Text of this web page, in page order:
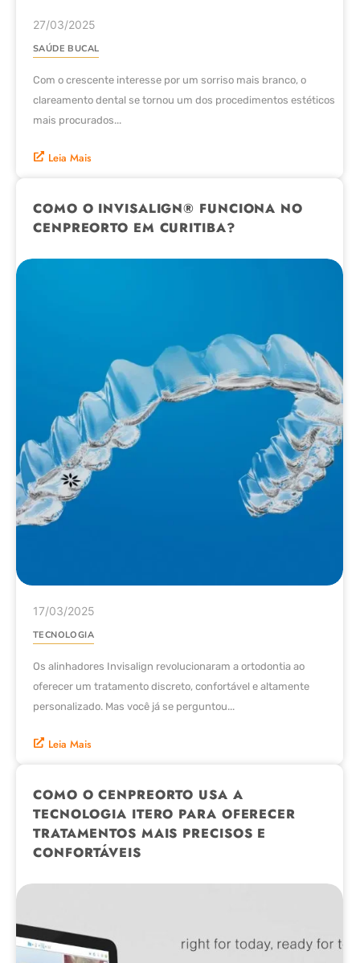
27/03/2025
SAÚDE BUCAL
Com o crescente interesse por um sorriso mais branco, o
clareamento dental se tornou um dos procedimentos estéticos
mais procurados...
Leia Mais
COMO O INVISALIGN® FUNCIONA NO
CENPREORTO EM CURITIBA?
17/03/2025
TECNOLOGIA
Os alinhadores Invisalign revolucionaram a ortodontia ao
oferecer um tratamento discreto, confortável e altamente
personalizado. Mas você já se perguntou...
Leia Mais
COMO O CENPREORTO USA A
TECNOLOGIA ITERO PARA OFERECER
TRATAMENTOS MAIS PRECISOS E
CONFORTÁVEIS